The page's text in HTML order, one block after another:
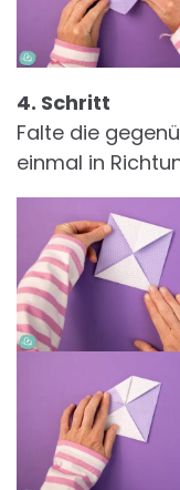
4. Schritt
Falte die
einmal in